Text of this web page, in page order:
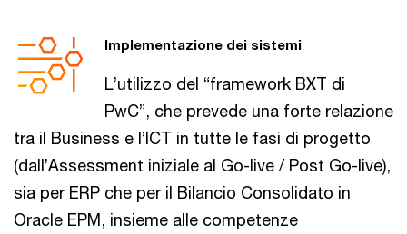
Implementazione dei sistemi
L’utilizzo del “framework BXT di
PwC”, che prevede una forte relazione
tra il Business e l’ICT in tutte le fasi di progetto
(dall’Assessment iniziale al Go-live / Post Go-live),
sia per ERP che per il Bilancio Consolidato in
Oracle EPM, insieme alle competenze